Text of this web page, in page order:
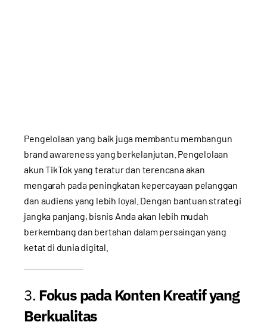
Pengelolaan yang baik juga membantu membangun
brand awareness yang berkelanjutan. Pengelolaan
akun TikTok yang teratur dan terencana akan
mengarah pada peningkatan kepercayaan pelanggan
dan audiens yang lebih loyal. Dengan bantuan strategi
jangka panjang, bisnis Anda akan lebih mudah
berkembang dan bertahan dalam persaingan yang
ketat di dunia digital.
3. Fokus pada Konten Kreatif yang
Berkualitas